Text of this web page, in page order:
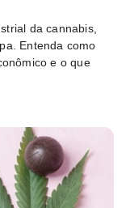
da cannabis,
Entenda como
e o que